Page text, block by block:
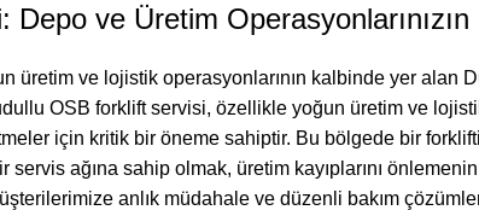
ve Üretim Operasyonlarınızın
üretim ve lojistik operasyonlarının kalbinde yer alan
OSB forklift servisi, özellikle yoğun üretim ve
için kritik bir öneme sahiptir. Bu bölgede bir
servis ağına sahip olmak, üretim kayıplarını
anlık müdahale ve düzenli bakım